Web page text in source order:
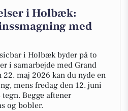
i Holbæk:
med
i Holbæk byder på to
i samarbejde med Grand
maj 2026 kan du nyde en
mens fredag den 12. juni
Begge aftener
og bobler.